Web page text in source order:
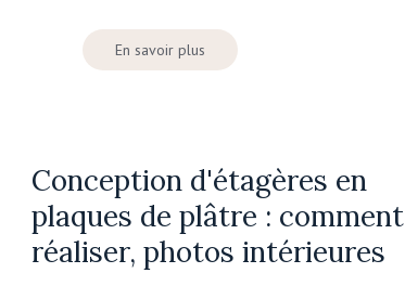
En savoir plus
Conception d'étagères en
plaques de plâtre : comment
réaliser, photos intérieures